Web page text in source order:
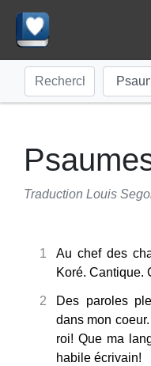
Traduction Louis
1
Au chef des
Koré. Cantique.
2
Des paroles
dans mon
roi! Que ma
habile écrivain!